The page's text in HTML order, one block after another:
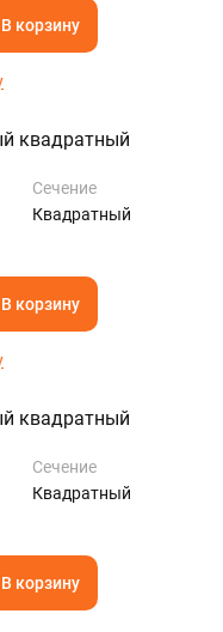
В корзину
квадратный
Сечение
Квадратный
В корзину
квадратный
Сечение
Квадратный
В корзину